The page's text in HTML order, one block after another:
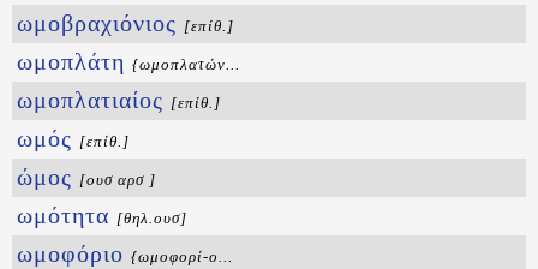
ωμοβραχιόνιος [επίθ.]
ωμοπλάτη {ωμοπλατών...
ωμοπλατιαίος [επίθ.]
ωμός [επίθ.]
ώμος [ουσ αρσ ]
ωμότητα [θηλ.ουσ]
ωμοφόριο {ωμοφορί-ο...